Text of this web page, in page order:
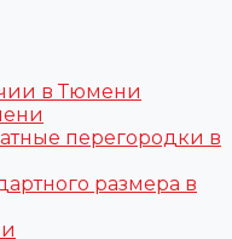
в Тюмени
перегородки в
размера в